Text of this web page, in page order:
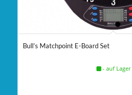
Bull’s Matchpoint E-Board Set
- auf Lager